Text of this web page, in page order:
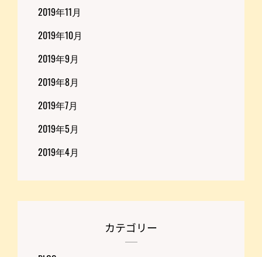
2019年11月
2019年10月
2019年9月
2019年8月
2019年7月
2019年5月
2019年4月
カテゴリー